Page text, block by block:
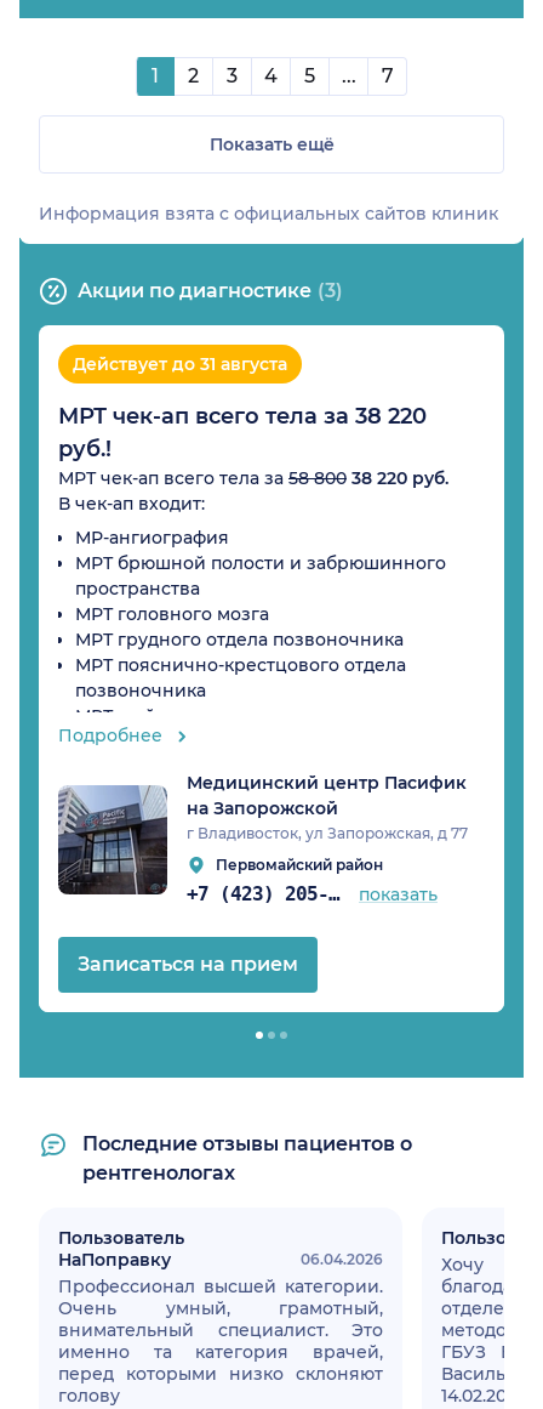
Акции по диагностике (3)
Действует до 31 августа
МРТ чек-ап всего тела за 38 220
руб.!
МРТ чек-ап всего тела за 58 800 38 220 руб.
В чек-ап входит:
МР-ангиография
МРТ брюшной полости и забрюшинного
пространства
МРТ головного мозга
МРТ грудного отдела позвоночника
МРТ пояснично-крестцового отдела
позвоночника
МРТ шейного отдела позвоночника
МРТ малого таза (для женщин)
Описание, запись на диск
Консультация терапевта по результатам
Подробнее
Медицинский центр Пасифик
на Запорожской
г Владивосток, ул Запорожская, д 77
Первомайский район
+7 (423) 205-41-58 показать
Записаться на прием
1 2 3 4 5 ... 7
Показать ещё
Информация взята c официальных сайтов клиник
Последние отзывы пациентов о
рентгенологах
Пользователь
НаПоправку
06.04.2026
Профессионал высшей категории.
Очень умный, грамотный,
внимательный специалист. Это
именно та категория врачей,
перед которыми низко склоняют
голову
Хочу
методов
ГБУЗ